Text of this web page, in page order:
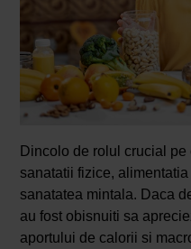
Dincolo de rolul crucial
sanatatii fizice,
sanatatea mintala. Daca
au fost obisnuiti sa
aportului de calorii si